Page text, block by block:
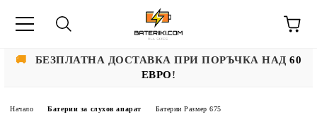
🚚 БЕЗПЛАТНА ДОСТАВКА ПРИ ПОРЪЧКА НАД60
ЕВРО!
Начало Батерии за слухов апарат Батерии Размер 675